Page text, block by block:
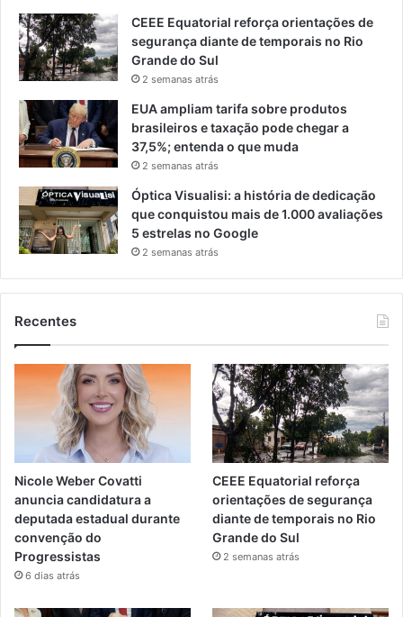
CEEE Equatorial reforça orientações de
segurança diante de temporais no Rio
Grande do Sul
2 semanas atrás
EUA ampliam tarifa sobre produtos
brasileiros e taxação pode chegar a
37,5%; entenda o que muda
2 semanas atrás
Óptica Visualisi: a história de dedicação
que conquistou mais de 1.000 avaliações
5 estrelas no Google
2 semanas atrás
Recentes
Nicole Weber Covatti
anuncia candidatura a
deputada estadual durante
convenção do
Progressistas
6 dias atrás
CEEE Equatorial reforça
orientações de segurança
diante de temporais no Rio
Grande do Sul
2 semanas atrás